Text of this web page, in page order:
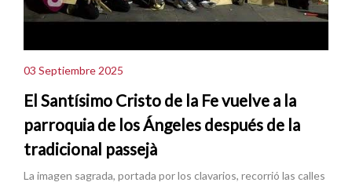
03 Septiembre 2025
El Santísimo Cristo de la Fe vuelve a la
parroquia de los Ángeles después de la
tradicional passejà
La imagen sagrada, portada por los clavarios, recorrió las calles